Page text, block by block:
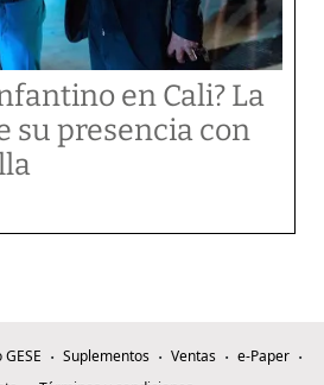
en Cali? La
su presencia con
Suplementos Ventas
e-Paper